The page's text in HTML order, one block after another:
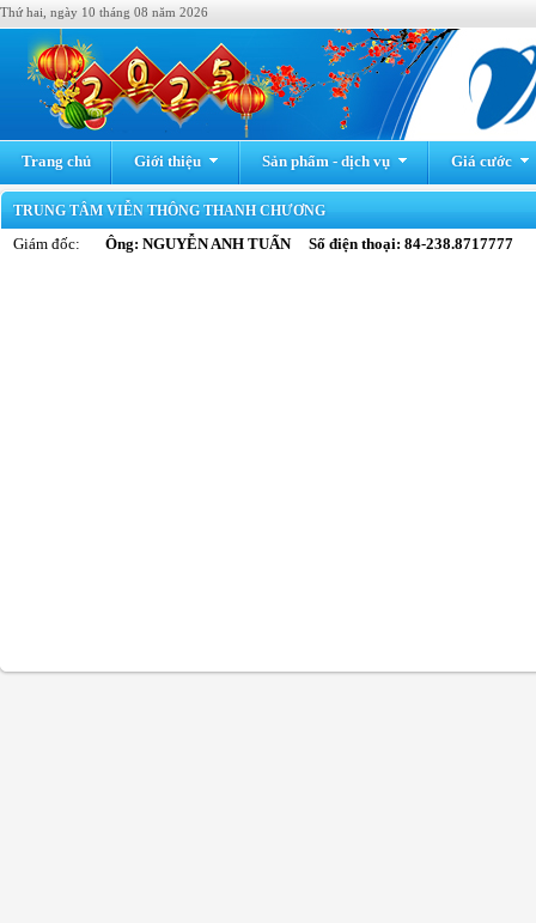
Thứ hai, ngày 10 tháng 08 năm 2026
Trang chủ Giới thiệu Sản phẩm - dịch vụ Giá cước
TRUNG TÂM VIỄN THÔNG THANH CHƯƠNG
Giám đốc: Ông: NGUYỄN ANH TUẤN Số điện thoại: 84-238.8717777